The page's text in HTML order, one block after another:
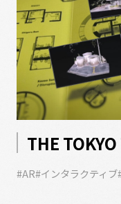
THE
#AR#インタラクティブ